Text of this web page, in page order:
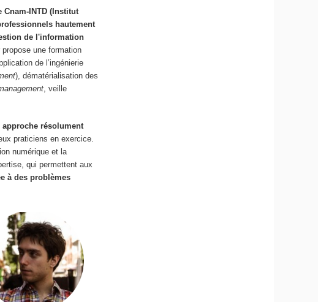
Cnam-INTD (Institut
hautement
de l'information
une formation
de l’ingénierie
), dématérialisation des
, veille
approche résolument
praticiens en exercice.
numérique et la
qui permettent aux
à des problèmes